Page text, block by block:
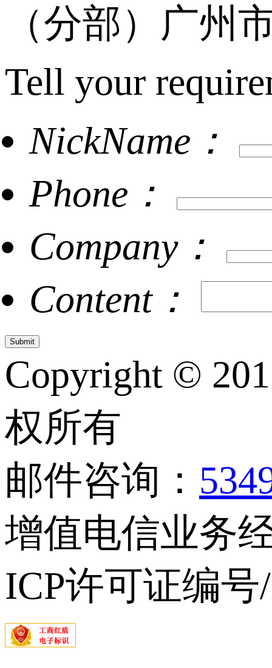
（分部）广州
Tell your
NickName：
Phone：
Company：
Content：
Copyright ©
权所有
邮件咨询：
增值电信业务
ICP许可证编号